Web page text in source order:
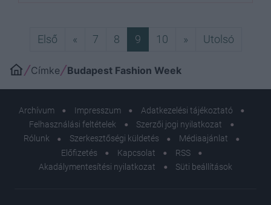
ElsőElső
«Előző
7 8 9 10 »Következő
UtolsóUtolsó
Címke Budapest Fashion Week
Archívum Impresszum
Adatkezelési tájékoztató
Felhasználási feltételek
Szerzői jogi nyilatkozat
Rólunk
Szerkesztőségi küldetés
Médiaajánlat
Előfizetés
Kapcsolat
RSS
Akadálymentesítési nyilatkozat
Süti beállítások